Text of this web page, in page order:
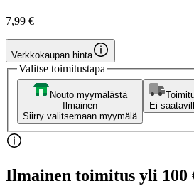
7,99 €
Verkkokaupan hinta
Valitse toimitustapa
Nouto myymälästä
Ilmainen
Siirry valitsemaan myymälä
Ei
Ilmainen toimitus yli 100